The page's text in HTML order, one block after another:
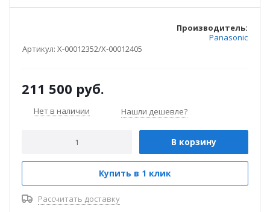
Артикул: X-00012352/X-00012405
Производитель:
Panasonic
211 500 руб.
Нет в наличии Нашли дешевле?
В корзину
Купить в 1 клик
Рассчитать доставку